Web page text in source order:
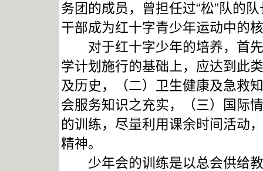
务团的成员，曾担任过“松”队的
干部成为红十字青少年运动中的
对于红十字少年的培养，首先
学计划施行的基础上，应达到此
及历史，（二）卫生健康及急救
会服务知识之充实，（三）国际
的训练，尽量利用课余时间活动
精神。
少年会的训练是以总会供给教